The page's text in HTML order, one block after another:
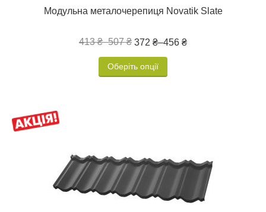
Модульна металочерепиця Novatik Slate
413 ₴–507 ₴ 372 ₴–456 ₴
Оберіть опції